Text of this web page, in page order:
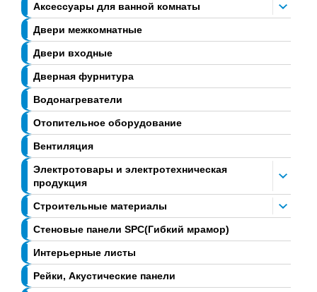
Аксессуары для ванной комнаты
Двери межкомнатные
Двери входные
Дверная фурнитура
Водонагреватели
Отопительное оборудование
Вентиляция
Электротовары и электротехническая
продукция
Строительные материалы
Стеновые панели SPC(Гибкий мрамор)
Интерьерные листы
Рейки, Акустические панели